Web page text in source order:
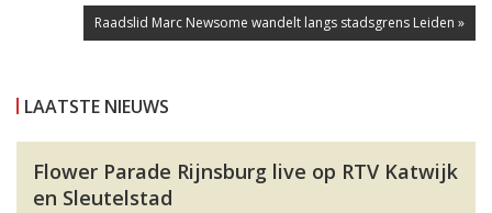
Raadslid Marc Newsome wandelt langs stadsgrens Leiden »
LAATSTE NIEUWS
Flower Parade Rijnsburg live op RTV Katwijk
en Sleutelstad